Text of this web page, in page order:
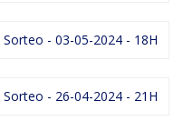
Sorteo - 03-05-2024 - 18H
Sorteo - 26-04-2024 - 21H